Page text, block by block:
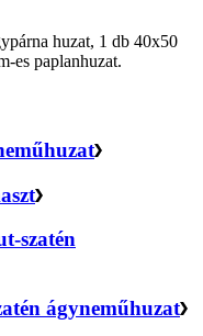
huzat, 1 db 40x50
es paplanhuzat.
szatén
ágyneműhuzat